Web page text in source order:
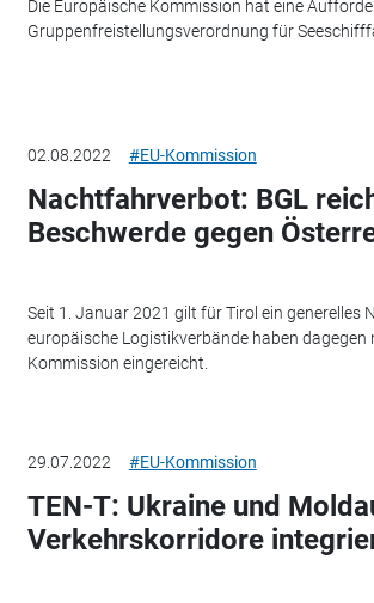
Die Europäische Kommission hat eine
Gruppenfreistellungsverordnung für
02.08.2022 #EU-Kommission
Nachtfahrverbot: BGL
Beschwerde gegen
Seit 1. Januar 2021 gilt für Tirol ein generelles
europäische Logistikverbände haben dagegen
Kommission eingereicht.
29.07.2022 #EU-Kommission
TEN-T: Ukraine und
Verkehrskorridore